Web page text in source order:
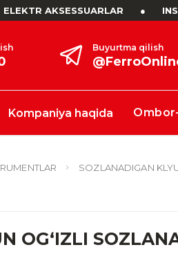
ELEKTR AKSESSUARLAR ●
Buyurtma qilish
Kompaniya haqida
SOZLANADIGAN
OG‘IZLI